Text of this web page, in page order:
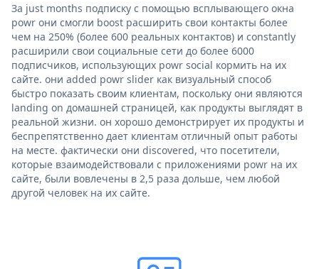
За just months подписку с помощью всплывающего окна
powr они смогли boost расширить свои контакты более
чем на 250% (более 600 реальных контактов) и constantly
расширили свои социальные сети до более 6000
подписчиков, использующих powr social кормить на их
сайте. они added powr slider как визуальный способ
быстро показать своим клиентам, поскольку они являются
landing on домашней страницей, как продукты выглядят в
реальной жизни. он хорошо демонстрирует их продукты и
беспрепятственно дает клиентам отличный опыт работы
на месте. фактически они discovered, что посетители,
которые взаимодействовали с приложениями powr на их
сайте, были вовлечены в 2,5 раза дольше, чем любой
другой человек на их сайте.